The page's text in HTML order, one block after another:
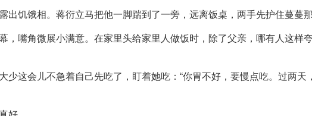
出饥饿相。蒋衍立马把他一脚踹到了一旁，远离饭桌，两手先护住蔓蔓
，嘴角微展小满意。在家里头给家里人做饭时，除了父亲，哪有人这样
少这会儿不急着自己先吃了，盯着她吃：“你胃不好，要慢点吃。过两